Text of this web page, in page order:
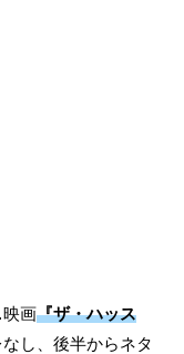
画『ザ・ハッス
し、後半からネタ